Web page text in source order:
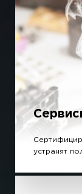
устранят